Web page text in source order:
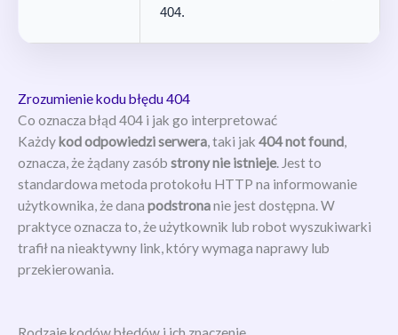
404.
Zrozumienie kodu błędu 404
Co oznacza błąd 404 i jak go interpretować
Każdykod odpowiedzi serwera, taki jak 404 not found,
oznacza, że żądany zasób strony nie istnieje. Jest to
standardowa metoda protokołu HTTP na informowanie
użytkownika, że dana podstronanie jest dostępna. W
praktyce oznacza to, że użytkownik lub robot wyszukiwarki
trafił na nieaktywny link, który wymaga naprawy lub
przekierowania.